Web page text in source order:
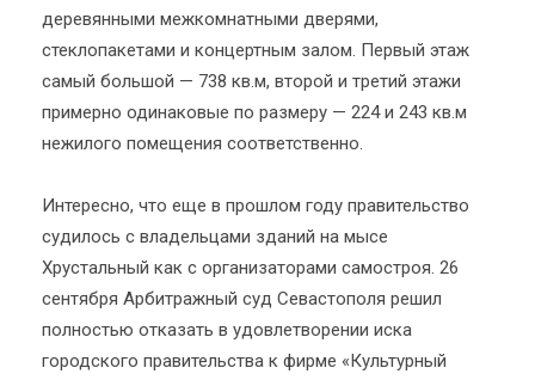
деревянными межкомнатными дверями,
стеклопакетами и концертным залом. Первый этаж
самый большой — 738 кв.м, второй и третий этажи
примерно одинаковые по размеру — 224 и 243 кв.м
нежилого помещения соответственно.
Интересно, что еще в прошлом году правительство
судилось с владельцами зданий на мысе
Хрустальный как с организаторами самостроя. 26
сентября Арбитражный суд Севастополя решил
полностью отказать в удовлетворении иска
городского правительства к фирме «Культурный